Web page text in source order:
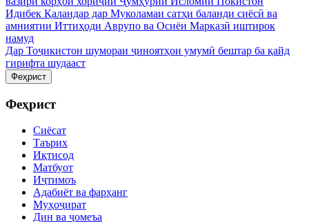
Идибек Қаландар дар Муколамаи сатҳи баланди сиёсӣ ва
амниятии Иттиҳоди Аврупо ва Осиёи Марказӣ иштирок
намуд
Дар Тоҷикистон шумораи ҷиноятҳои умумӣ бештар ба қайд
гирифта шудааст
Феҳрист
Феҳрист
Сиёсат
Таърих
Иқтисод
Матбуот
Иҷтимоъ
Адабиёт ва фарҳанг
Муҳоҷират
Дин ва ҷомеъа